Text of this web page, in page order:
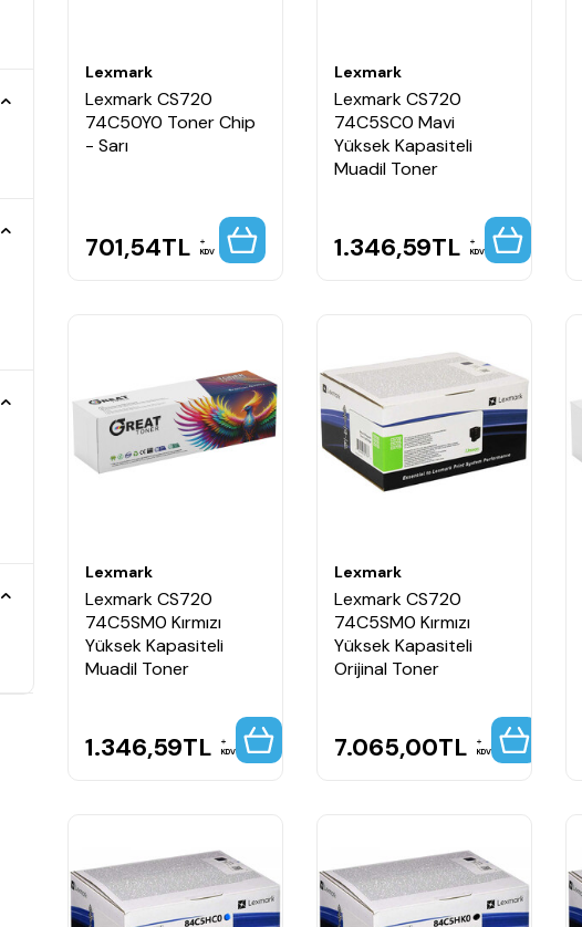
Lexmark
Lexmark CS720
74C50Y0 Toner Chip
- Sarı
701,54TL KDV
Lexmark
Lexmark CS720
74C5SC0 Mavi
Yüksek Kapasiteli
Muadil Toner
1.346,59TL KDV
Lexmark
Lexmark CS720
74C5SM0 Kırmızı
Yüksek Kapasiteli
Muadil Toner
1.346,59TL KDV
Lexmark
Lexmark CS720
74C5SM0 Kırmızı
Yüksek Kapasiteli
Orijinal Toner
7.065,00TL KDV